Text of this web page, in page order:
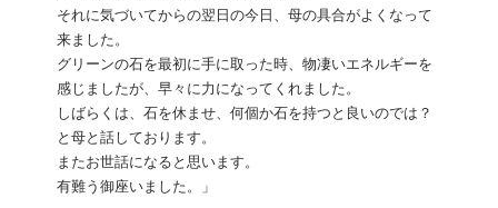
それに気づいてからの翌日の今日、母の具合がよくなって
来ました。
グリーンの石を最初に手に取った時、物凄いエネルギーを
感じましたが、早々に力になってくれました。
しばらくは、石を休ませ、何個か石を持つと良いのでは？
と母と話しております。
またお世話になると思います。
有難う御座いました。」